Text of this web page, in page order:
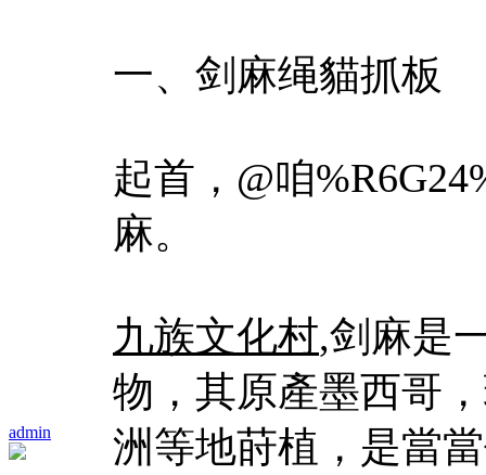
admin
一、剑麻绳貓抓板
起首，@咱
麻。
九族文化村,剑麻是
物，其原產墨西哥
洲等地莳植，是當